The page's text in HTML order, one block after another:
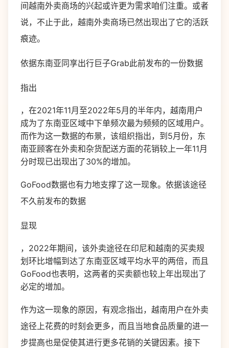
间越南外卖商场的兴起或许更为需求咱们注重。或者
说，不止于此，越南外卖商场已然出现出了它的活跃
痕迹。
依据东南亚同享出行巨子Grab此前发布的一份数据
指出
，在2021年11月至2022年5月的半年内，越南用户
成为了东南亚区域中下单频次最为频频的区域用户。
而作为这一数据的布景，该组织指出，到5月份，东
南亚顾客在外卖和杂货配送方面的花销较上一年11月
分时现已出现出了30%的增加。
GoFood数据也有力地支撑了这一现象。依据该途径
不久前发布的数据
显现
，2022年期间，该外卖途径在印尼和越南的买卖规
划环比增幅到达了东南亚区域平均水平的两倍，而且
GoFood也表明，这两者的买卖额也较上年出现出了
必定的增加。
作为这一现象的原因，有观念指出，越南用户在外卖
途径上花费的时刻会更多，而且当地食品质量的进一
步提高也是促使其进行更多花销的关键因素。接下